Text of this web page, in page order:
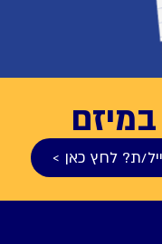
ת? לחץ כאן >